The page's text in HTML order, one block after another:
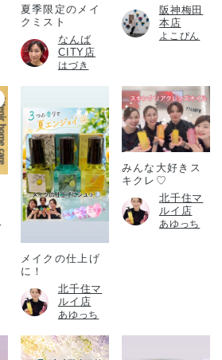
夏季限定のメイ
クミスト
なんば
CITY店
はづき
阪神梅田
本店
よこぴん
メイクの仕上げ
に！
北千住マ
ルイ店
あゆっち
みんな大好きス
キクレ♡
北千住マ
ルイ店
あゆっち